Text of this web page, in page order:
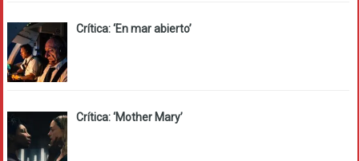
Crítica: ‘En mar abierto’
Crítica: ‘Mother Mary’